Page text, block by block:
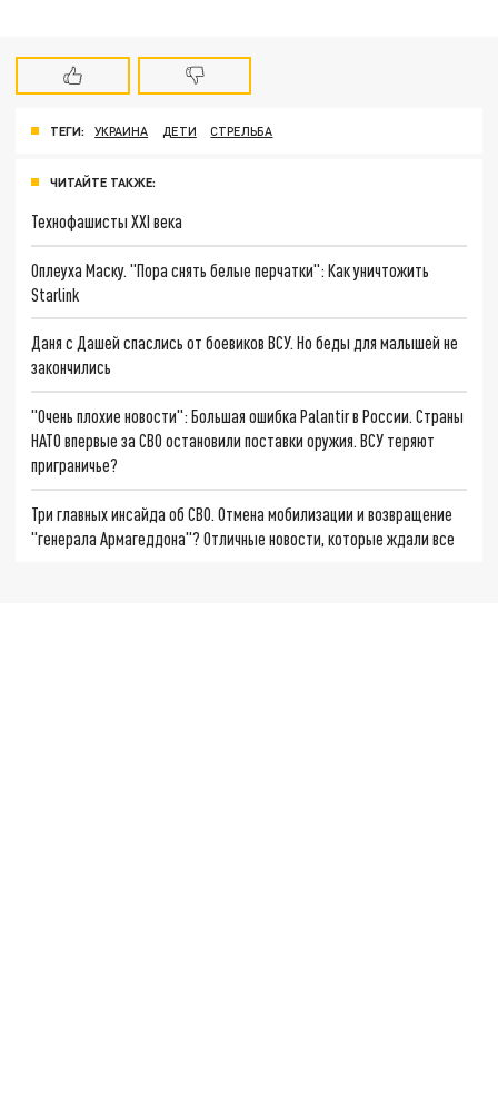
ТЕГИ: УКРАИНА ДЕТИ СТРЕЛЬБА
ЧИТАЙТЕ ТАКЖЕ:
Технофашисты XXI века
Оплеуха Маску. "Пора снять белые перчатки": Как уничтожить
Starlink
Даня с Дашей спаслись от боевиков ВСУ. Но беды для малышей не
закончились
"Очень плохие новости": Большая ошибка Palantir в России. Страны
НАТО впервые за СВО остановили поставки оружия. ВСУ теряют
приграничье?
Три главных инсайда об СВО. Отмена мобилизации и возвращение
"генерала Армагеддона"? Отличные новости, которые ждали все